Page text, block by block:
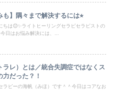
も】隅々まで解決するには⭐︎
ちは😊✨ライトヒーリングセラピセラピストの
日はお悩み解決には、...
ラレ）とは／統合失調症ではなくス
力だった？！
ラピーの海帆（みほ）です＾＾今日はコアなお